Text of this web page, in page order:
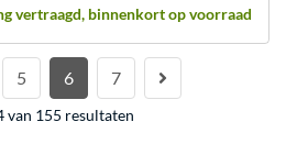
vertraagd, binnenkort op voorraad
5 6 7
van 155 resultaten